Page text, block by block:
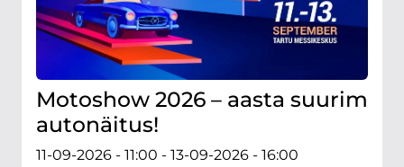
Motoshow 2026 – aasta suurim
autonäitus!
11-09-2026 - 11:00 - 13-09-2026 - 16:00